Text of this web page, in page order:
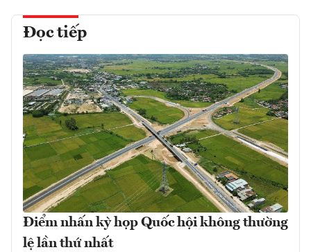
Đọc tiếp
Điểm nhấn kỳ họp Quốc hội không thường
lệ lần thứ nhất